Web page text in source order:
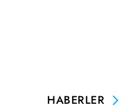
HABERLER